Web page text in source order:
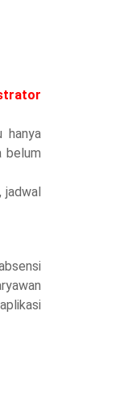
hanya
belum
jadwal